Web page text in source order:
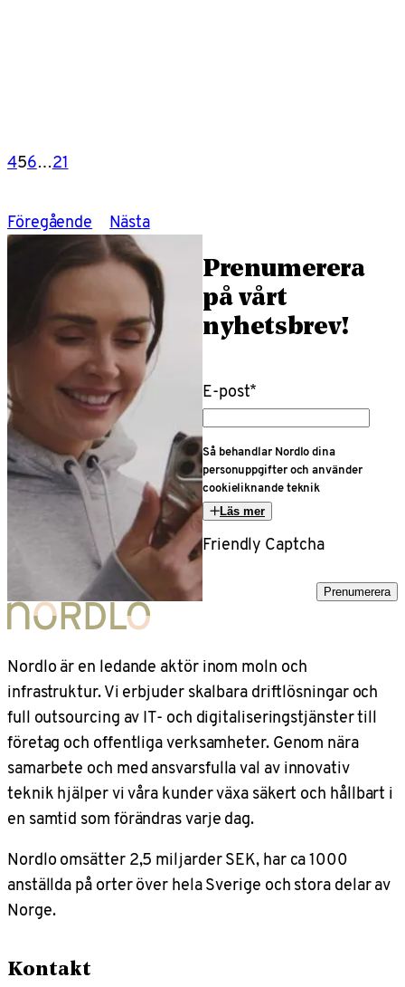
Föregående
456…21
Nästa
Prenumerera
på vårt
nyhetsbrev!
E-post*
Så behandlar Nordlo dina
personuppgifter och använder
cookieliknande teknik
Läs mer
Friendly Captcha
Prenumerera
Nordlo är en ledande aktör inom moln och
infrastruktur. Vi erbjuder skalbara driftlösningar och
full outsourcing av IT- och digitaliseringstjänster till
företag och offentliga verksamheter. Genom nära
samarbete och med ansvarsfulla val av innovativ
teknik hjälper vi våra kunder växa säkert och hållbart i
en samtid som förändras varje dag.
Nordlo omsätter 2,5 miljarder SEK, har ca 1000
anställda på orter över hela Sverige och stora delar av
Norge.
Kontakt